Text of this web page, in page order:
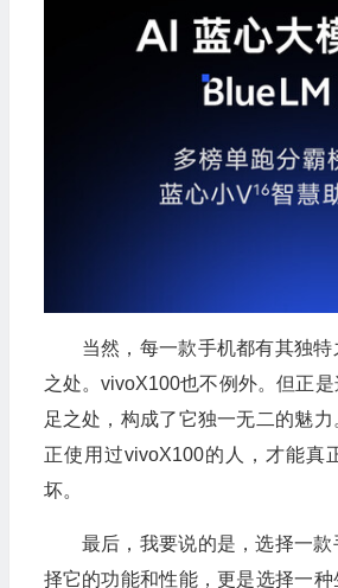
当然，每一款手机都有其独
之处。vivoX100也不例外。但正
足之处，构成了它独一无二的魅
正使用过vivoX100的人，才能真
坏。
最后，我要说的是，选择一
择它的功能和性能，更是选择一种